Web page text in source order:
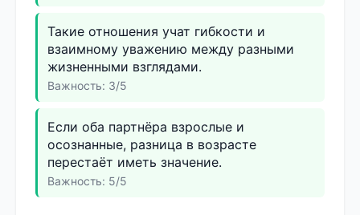
Такие отношения учат гибкости и
взаимному уважению между разными
жизненными взглядами.
Важность: 3/5
Если оба партнёра взрослые и
осознанные, разница в возрасте
перестаёт иметь значение.
Важность: 5/5